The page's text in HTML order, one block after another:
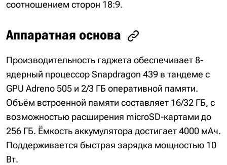
соотношением сторон 18:9.
Аппаратная основа
Производительность гаджета обеспечивает 8-
ядерный процессор Snapdragon 439 в тандеме с
GPU Adreno 505 и 2/3 ГБ оперативной памяти.
Объём встроенной памяти составляет 16/32 ГБ, с
возможностью расширения microSD-картами до
256 ГБ. Ёмкость аккумулятора достигает 4000 мАч.
Поддерживается быстрая зарядка мощностью 10
Вт.